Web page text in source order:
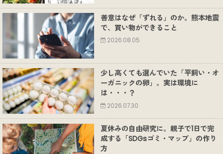
善意はなぜ「ずれる」のか。熊本地震
で、買い物ができること
2026.08.05
少し高くても選んでいた「平飼い・オ
ーガニックの卵」。実は環境に
は・・・？
2026.07.30
夏休みの自由研究に。親子で1日で完
成する「SDGsゴミ・マップ」の作り
方